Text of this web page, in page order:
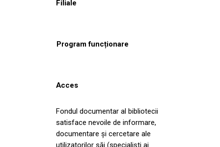
Filiale
Program funcționare
Acces
Fondul documentar al bibliotecii
satisface nevoile de informare,
documentare și cercetare ale
utilizatorilor săi (specialiști ai